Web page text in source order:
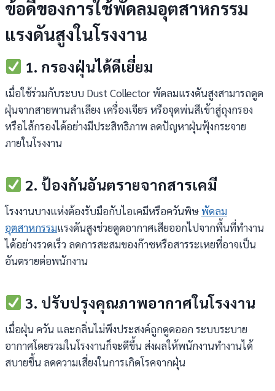
ข้อดีของการใช้พัดลมอุตสาหกรรม
แรงดันสูงในโรงงาน
1. กรองฝุ่นได้ดีเยี่ยม
เมื่อใช้ร่วมกับระบบ Dust Collector พัดลมแรงดันสูงสามารถดูด
ฝุ่นจากสายพานลำเลียง เครื่องเจียร หรือจุดพ่นสีเข้าสู่ถุงกรอง
หรือไส้กรองได้อย่างมีประสิทธิภาพ ลดปัญหาฝุ่นฟุ้งกระจาย
ภายในโรงงาน
2. ป้องกันอันตรายจากสารเคมี
โรงงานบางแห่งต้องรับมือกับไอเคมีหรือควันพิษพัดลม
อุตสาหกรรมแรงดันสูงช่วยดูดอากาศเสียออกไปจากพื้นที่ทำงาน
ได้อย่างรวดเร็ว ลดการสะสมของก๊าซหรือสารระเหยที่อาจเป็น
อันตรายต่อพนักงาน
3. ปรับปรุงคุณภาพอากาศในโรงงาน
เมื่อฝุ่น ควัน และกลิ่นไม่พึงประสงค์ถูกดูดออก ระบบระบาย
อากาศโดยรวมในโรงงานก็จะดีขึ้น ส่งผลให้พนักงานทำงานได้
สบายขึ้น ลดความเสี่ยงในการเกิดโรคจากฝุ่น